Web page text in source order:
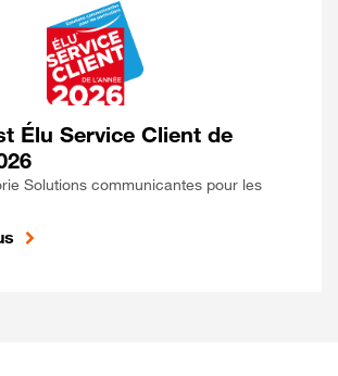
Élu Service Client de
Solutions communicantes pour les